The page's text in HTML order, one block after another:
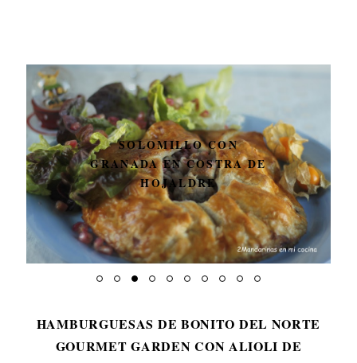
SOLOMILLO CON
GRANADA EN COSTRA DE
HOJALDRE
HAMBURGUESAS DE BONITO DEL NORTE
GOURMET GARDEN CON ALIOLI DE